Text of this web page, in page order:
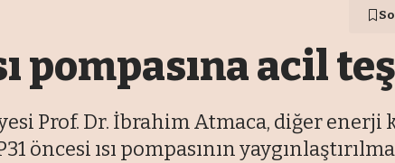
pompasına acil
Prof. Dr. İbrahim Atmaca, diğer enerji
öncesi ısı pompasının